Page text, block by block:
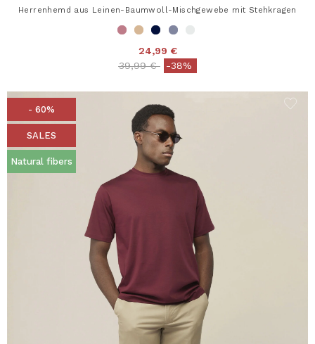
Herrenhemd aus Leinen-Baumwoll-Mischgewebe mit Stehkragen
24,99 €
Price reduced from
39,99 €to-38%
- 60%
SALES
Natural fibers